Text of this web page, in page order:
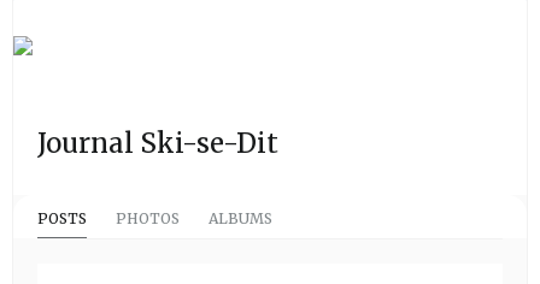
Journal Ski-se-Dit
POSTS PHOTOS ALBUMS